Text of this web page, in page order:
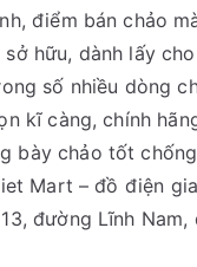
điểm bán chảo
hữu, dành lấy
số nhiều dòng
kĩ càng, chính
bày chảo tốt
Mart – đồ điện
đường Lĩnh Nam,